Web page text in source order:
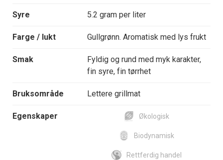
Syre 5.2 gram per liter
Farge / lukt Gullgrønn. Aromatisk med lys frukt
Smak
Fyldig og rund med myk karakter,
fin syre, fin tørrhet
Bruksområde Lettere grillmat
Egenskaper Økologisk
Biodynamisk
Rettferdig handel